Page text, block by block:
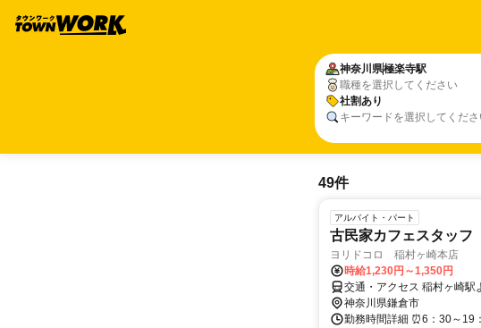
神奈川県極楽寺駅
職種を選択してください
社割あり
キーワードを選択してくだ
49件
アルバイト・パート
古民家カフェスタッフ
ヨリドコロ 稲村ヶ崎本店
時給1,230円～1,350円
交通・アクセス 稲村ヶ崎駅
神奈川県鎌倉市
勤務時間詳細 ⏰6：30～19